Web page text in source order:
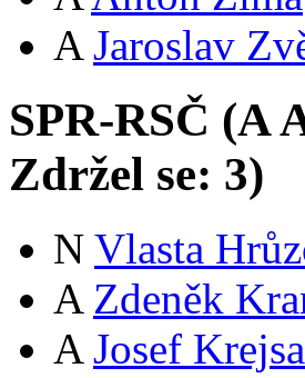
A Jaroslav
SPR-RSČ (A
Zdržel se: 3)
N Vlasta
A Zdeněk
A Josef Krejsa